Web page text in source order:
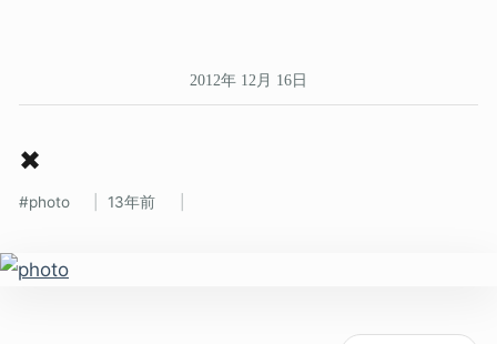
2012年 12月 16日
✖
photo 13年前